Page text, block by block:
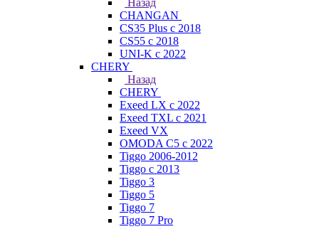
Назад
CHANGAN
CS35 Plus с 2018
CS55 с 2018
UNI-K с 2022
CHERY
Назад
CHERY
Exeed LX с 2022
Exeed TXL с 2021
Exeed VX
OMODA C5 с 2022
Tiggo 2006-2012
Tiggo с 2013
Tiggo 3
Tiggo 5
Tiggo 7
Tiggo 7 Pro